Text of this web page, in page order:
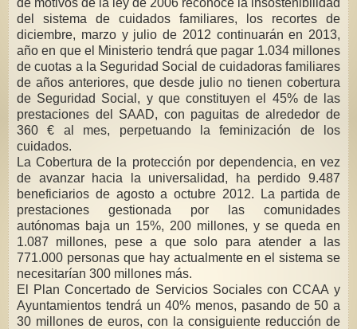
del sistema de cuidados familiares, los recortes de
diciembre, marzo y julio de 2012 continuarán en 2013,
año en que el Ministerio tendrá que pagar 1.034 millones
de cuotas a la Seguridad Social de cuidadoras familiares
de años anteriores, que desde julio no tienen cobertura
de Seguridad Social, y que constituyen el 45% de las
prestaciones del SAAD, con paguitas de alrededor de
360 € al mes, perpetuando la feminización de los
cuidados.
La Cobertura de la protección por dependencia, en vez
de avanzar hacia la universalidad, ha perdido 9.487
beneficiarios de agosto a octubre 2012. La partida de
prestaciones gestionada por las comunidades
autónomas baja un 15%, 200 millones, y se queda en
1.087 millones, pese a que solo para atender a las
771.000 personas que hay actualmente en el sistema se
necesitarían 300 millones más.
El Plan Concertado de Servicios Sociales con CCAA y
Ayuntamientos tendrá un 40% menos, pasando de 50 a
30 millones de euros, con la consiguiente reducción de